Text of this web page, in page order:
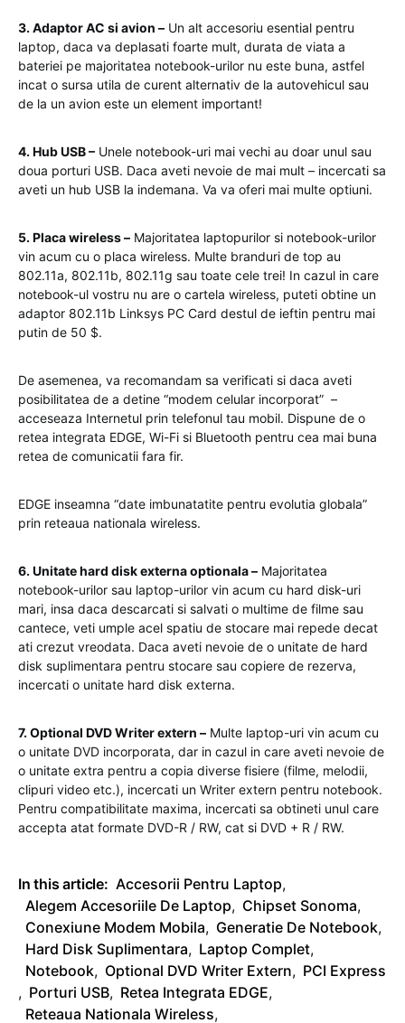
3. Adaptor AC si avion – Un alt accesoriu esential pentru
laptop, daca va deplasati foarte mult, durata de viata a
bateriei pe majoritatea notebook-urilor nu este buna, astfel
incat o sursa utila de curent alternativ de la autovehicul sau
de la un avion este un element important!
4. Hub USB – Unele notebook-uri mai vechi au doar unul sau
doua porturi USB. Daca aveti nevoie de mai mult – incercati sa
aveti un hub USB la indemana. Va va oferi mai multe optiuni.
5. Placa wireless – Majoritatea laptopurilor si notebook-urilor
vin acum cu o placa wireless. Multe branduri de top au
802.11a, 802.11b, 802.11g sau toate cele trei! In cazul in care
notebook-ul vostru nu are o cartela wireless, puteti obtine un
adaptor 802.11b Linksys PC Card destul de ieftin pentru mai
putin de 50 $.
De asemenea, va recomandam sa verificati si daca aveti
posibilitatea de a detine “modem celular incorporat” –
acceseaza Internetul prin telefonul tau mobil. Dispune de o
retea integrata EDGE, Wi-Fi si Bluetooth pentru cea mai buna
retea de comunicatii fara fir.
EDGE inseamna “date imbunatatite pentru evolutia globala”
prin reteaua nationala wireless.
6. Unitate hard disk externa optionala – Majoritatea
notebook-urilor sau laptop-urilor vin acum cu hard disk-uri
mari, insa daca descarcati si salvati o multime de filme sau
cantece, veti umple acel spatiu de stocare mai repede decat
ati crezut vreodata. Daca aveti nevoie de o unitate de hard
disk suplimentara pentru stocare sau copiere de rezerva,
incercati o unitate hard disk externa.
7. Optional DVD Writer extern – Multe laptop-uri vin acum cu
o unitate DVD incorporata, dar in cazul in care aveti nevoie de
o unitate extra pentru a copia diverse fisiere (filme, melodii,
clipuri video etc.), incercati un Writer extern pentru notebook.
Pentru compatibilitate maxima, incercati sa obtineti unul care
accepta atat formate DVD-R / RW, cat si DVD + R / RW.
In this article: Accesorii Pentru Laptop,
Alegem Accesoriile De Laptop, Chipset Sonoma,
Conexiune Modem Mobila, Generatie De Notebook,
Hard Disk Suplimentara, Laptop Complet,
Notebook, Optional DVD Writer Extern, PCI Express
, Porturi USB, Retea Integrata EDGE,
Reteaua Nationala Wireless,